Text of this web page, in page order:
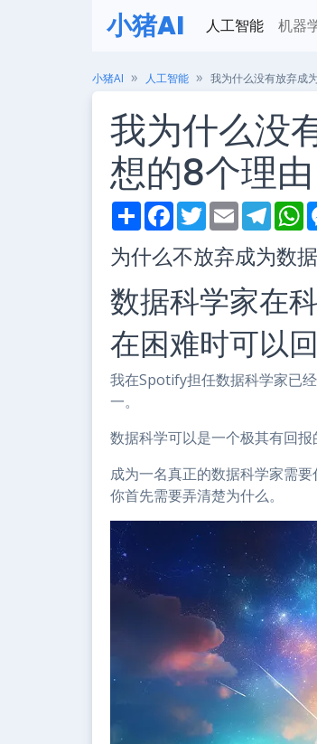
小猪AI 人工智能 机器
小猪AI 人工智能 我为什么没有放弃成
我为什么没
想的8个理
S
h
r
e
F
a
e
b
o
k
T
w
t
t
r
E
m
i
l
T
e
e
g
a
m
W
h
t
s
p
p
为什么不放弃成为数
数据科学家在
在困难时可以
我在Spotify担任数据科学家已
一。
数据科学可以是一个极其有回报
成为一名真正的数据科学家需
你首先需要弄清楚为什么。